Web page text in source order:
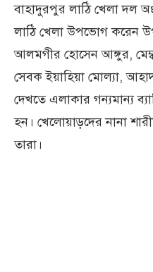
বাহাদুরপুর লাঠি খেলা দল
লাঠি খেলা উপভোগ করেন
আলমগীর হোসেন আঙ্গুর,
সেবক ইয়াহিয়া মোল্যা,
দেখতে এলাকার গন্যমান্য
হন। খেলোয়াড়দের নানা
তারা।